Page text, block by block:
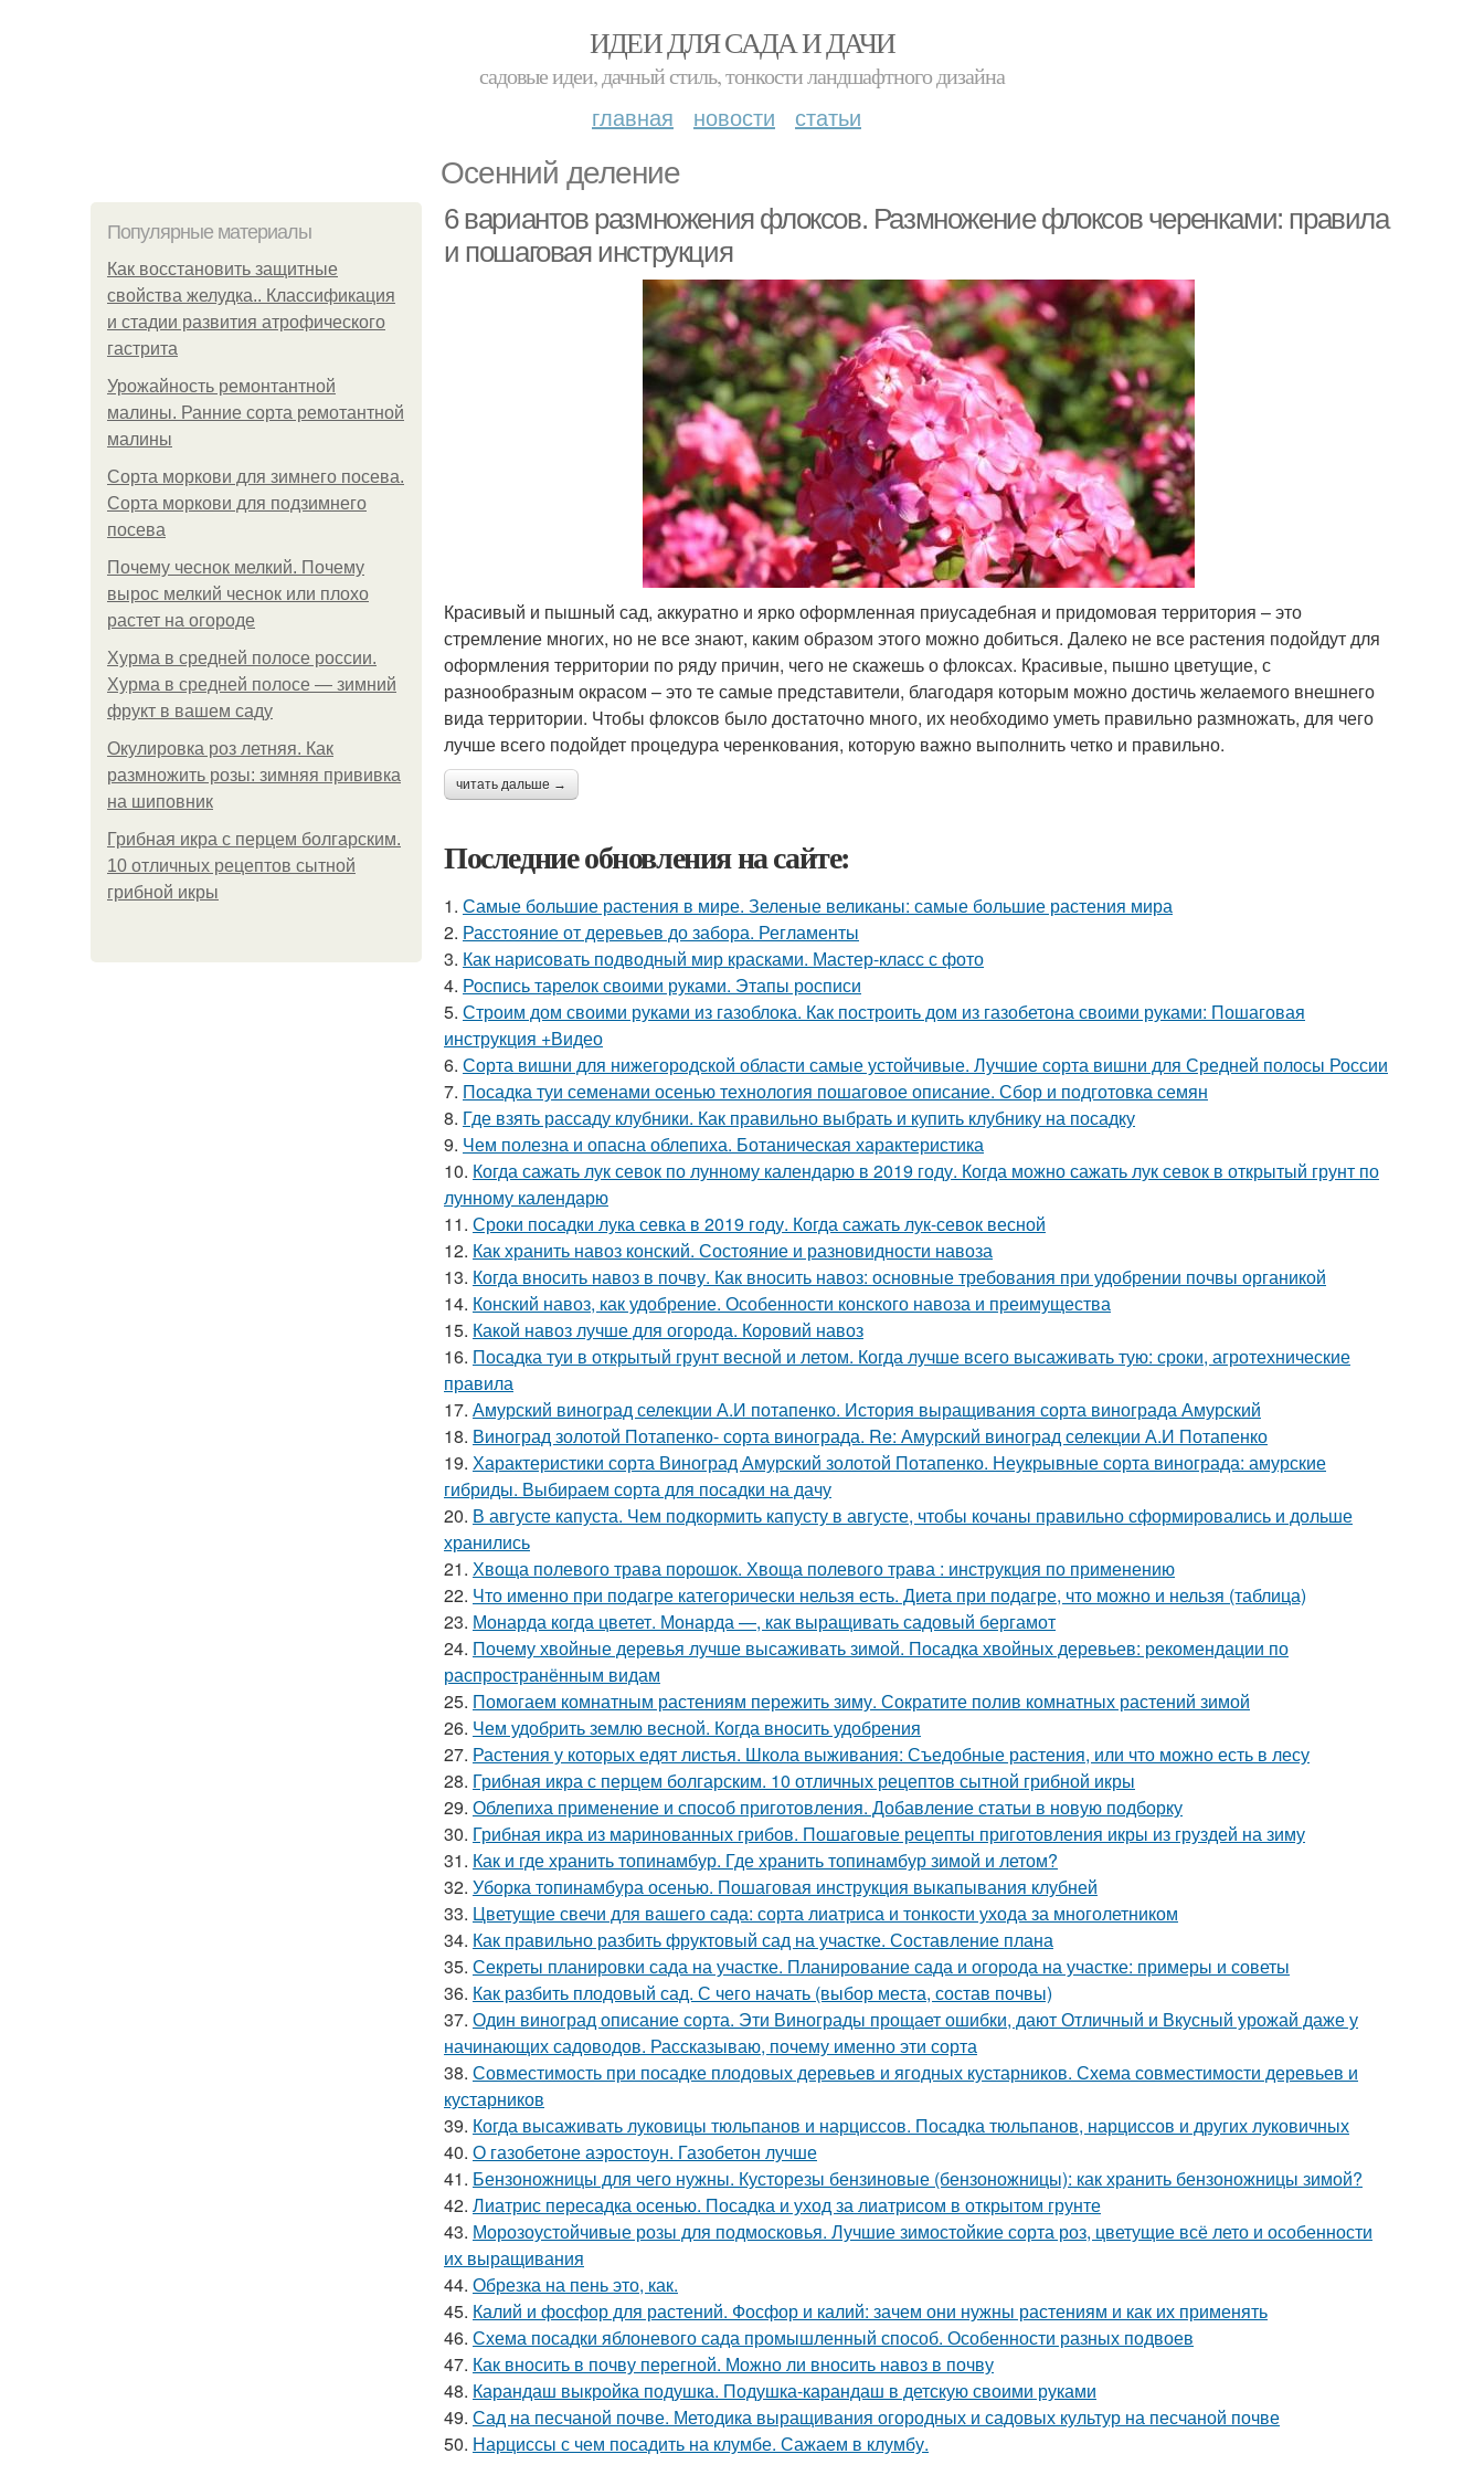
ИДЕИ ДЛЯ САДА И ДАЧИ
садовые идеи, дачный стиль, тонкости ландшафтного дизайна
главная новости статьи
Осенний деление
Популярные материалы
Как восстановить защитные
свойства желудка.. Классификация
и стадии развития атрофического
гастрита
Урожайность ремонтантной
малины. Ранние сорта ремотантной
малины
Сорта моркови для зимнего посева.
Сорта моркови для подзимнего
посева
Почему чеснок мелкий. Почему
вырос мелкий чеснок или плохо
растет на огороде
Хурма в средней полосе россии.
Хурма в средней полосе — зимний
фрукт в вашем саду
Окулировка роз летняя. Как
размножить розы: зимняя прививка
на шиповник
Грибная икра с перцем болгарским.
10 отличных рецептов сытной
грибной икры
6 вариантов размножения флоксов. Размножение флоксов черенками: правила
и пошаговая инструкция
Красивый и пышный сад, аккуратно и ярко оформленная приусадебная и придомовая территория – это
стремление многих, но не все знают, каким образом этого можно добиться. Далеко не все растения подойдут для
оформления территории по ряду причин, чего не скажешь о флоксах. Красивые, пышно цветущие, с
разнообразным окрасом – это те самые представители, благодаря которым можно достичь желаемого внешнего
вида территории. Чтобы флоксов было достаточно много, их необходимо уметь правильно размножать, для чего
лучше всего подойдет процедура черенкования, которую важно выполнить четко и правильно.
читать дальше →
Последние обновления на сайте:
1. Самые большие растения в мире. Зеленые великаны: самые большие растения мира
2. Расстояние от деревьев до забора. Регламенты
3. Как нарисовать подводный мир красками. Мастер-класс с фото
4. Роспись тарелок своими руками. Этапы росписи
5. Строим дом своими руками из газоблока. Как построить дом из газобетона своими руками: Пошаговая
инструкция +Видео
6. Сорта вишни для нижегородской области самые устойчивые. Лучшие сорта вишни для Средней полосы России
7. Посадка туи семенами осенью технология пошаговое описание. Сбор и подготовка семян
8. Где взять рассаду клубники. Как правильно выбрать и купить клубнику на посадку
9. Чем полезна и опасна облепиха. Ботаническая характеристика
10. Когда сажать лук севок по лунному календарю в 2019 году. Когда можно сажать лук севок в открытый грунт по
лунному календарю
11. Сроки посадки лука севка в 2019 году. Когда сажать лук-севок весной
12. Как хранить навоз конский. Состояние и разновидности навоза
13. Когда вносить навоз в почву. Как вносить навоз: основные требования при удобрении почвы органикой
14. Конский навоз, как удобрение. Особенности конского навоза и преимущества
15. Какой навоз лучше для огорода. Коровий навоз
16. Посадка туи в открытый грунт весной и летом. Когда лучше всего высаживать тую: сроки, агротехнические
правила
17. Амурский виноград селекции А.И потапенко. История выращивания сорта винограда Амурский
18. Виноград золотой Потапенко- сорта винограда. Re: Амурский виноград селекции А.И Потапенко
19. Характеристики сорта Виноград Амурский золотой Потапенко. Неукрывные сорта винограда: амурские
гибриды. Выбираем сорта для посадки на дачу
20. В августе капуста. Чем подкормить капусту в августе, чтобы кочаны правильно сформировались и дольше
хранились
21. Хвоща полевого трава порошок. Хвоща полевого трава : инструкция по применению
22. Что именно при подагре категорически нельзя есть. Диета при подагре, что можно и нельзя (таблица)
23. Монарда когда цветет. Монарда —, как выращивать садовый бергамот
24. Почему хвойные деревья лучше высаживать зимой. Посадка хвойных деревьев: рекомендации по
распространённым видам
25. Помогаем комнатным растениям пережить зиму. Сократите полив комнатных растений зимой
26. Чем удобрить землю весной. Когда вносить удобрения
27. Растения у которых едят листья. Школа выживания: Съедобные растения, или что можно есть в лесу
28. Грибная икра с перцем болгарским. 10 отличных рецептов сытной грибной икры
29. Облепиха применение и способ приготовления. Добавление статьи в новую подборку
30. Грибная икра из маринованных грибов. Пошаговые рецепты приготовления икры из груздей на зиму
31. Как и где хранить топинамбур. Где хранить топинамбур зимой и летом?
32. Уборка топинамбура осенью. Пошаговая инструкция выкапывания клубней
33. Цветущие свечи для вашего сада: сорта лиатриса и тонкости ухода за многолетником
34. Как правильно разбить фруктовый сад на участке. Составление плана
35. Секреты планировки сада на участке. Планирование сада и огорода на участке: примеры и советы
36. Как разбить плодовый сад. С чего начать (выбор места, состав почвы)
37. Один виноград описание сорта. Эти Винограды прощает ошибки, дают Отличный и Вкусный урожай даже у
начинающих садоводов. Рассказываю, почему именно эти сорта
38. Совместимость при посадке плодовых деревьев и ягодных кустарников. Схема совместимости деревьев и
кустарников
39. Когда высаживать луковицы тюльпанов и нарциссов. Посадка тюльпанов, нарциссов и других луковичных
40. О газобетоне аэростоун. Газобетон лучше
41. Бензоножницы для чего нужны. Кусторезы бензиновые (бензоножницы): как хранить бензоножницы зимой?
42. Лиатрис пересадка осенью. Посадка и уход за лиатрисом в открытом грунте
43. Морозоустойчивые розы для подмосковья. Лучшие зимостойкие сорта роз, цветущие всё лето и особенности
их выращивания
44. Обрезка на пень это, как.
45. Калий и фосфор для растений. Фосфор и калий: зачем они нужны растениям и как их применять
46. Схема посадки яблоневого сада промышленный способ. Особенности разных подвоев
47. Как вносить в почву перегной. Можно ли вносить навоз в почву
48. Карандаш выкройка подушка. Подушка-карандаш в детскую своими руками
49. Сад на песчаной почве. Методика выращивания огородных и садовых культур на песчаной почве
50. Нарциссы с чем посадить на клумбе. Сажаем в клумбу.